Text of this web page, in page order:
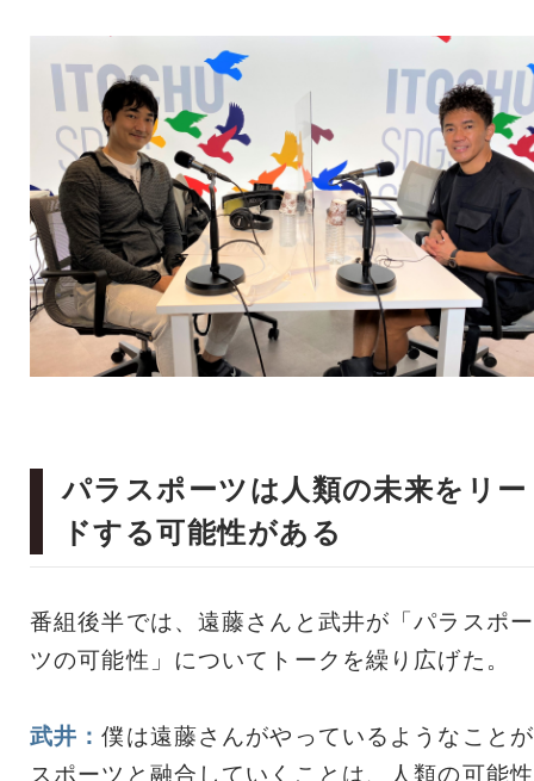
パラスポーツは人類の未来をリー
ドする可能性がある
番組後半では、遠藤さんと武井が「パラスポー
ツの可能性」についてトークを繰り広げた。
武井：僕は遠藤さんがやっているようなことが
スポーツと融合していくことは、人類の可能性